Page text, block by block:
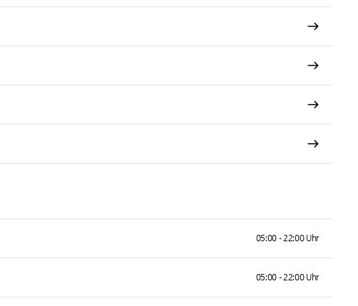
05:00 - 22:00 Uhr
05:00 - 22:00 Uhr